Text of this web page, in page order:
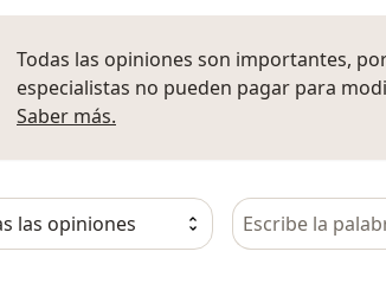
Todas las opiniones son importantes,
especialistas no pueden pagar para
Saber más.
Busca en